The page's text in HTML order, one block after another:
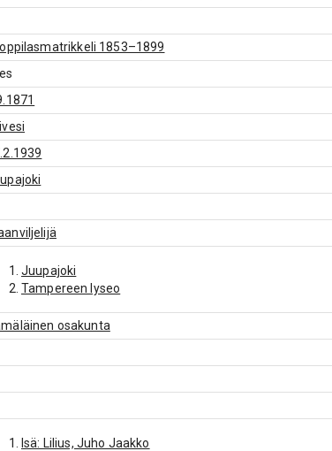
1853–1899
Juupajoki
Tampereen lyseo
osakunta
Isä: Lilius, Juho Jaakko